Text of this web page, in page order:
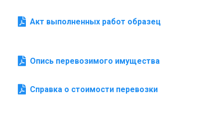
Акт выполненных работ образец
Опись перевозимого имущества
Справка о стоимости перевозки